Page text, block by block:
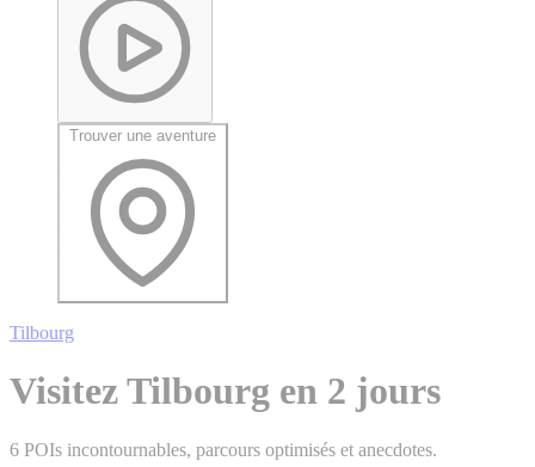
Trouver une aventure
Tilbourg
Visitez Tilbourg en 2 jours
6 POIs incontournables, parcours optimisés et anecdotes.